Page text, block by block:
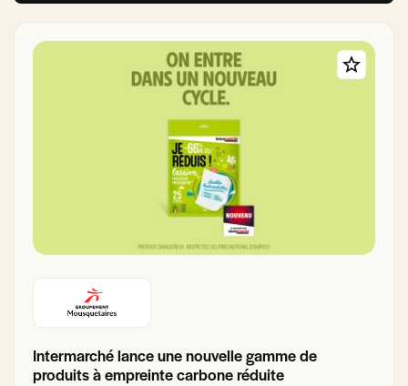
Intermarché lance une nouvelle gamme de
produits à empreinte carbone réduite